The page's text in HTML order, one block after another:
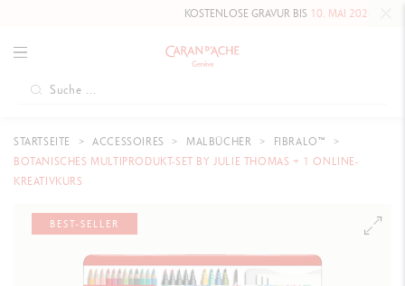
KOSTENLOSE GRAVUR BIS10. MAI 2026AUF DIE
STARTSEITE ACCESSOIRES MALBÜCHER
FIBRALO™
BOTANISCHES MULTIPRODUKT-SET BY JULIE THOMAS + 1 ONLINE-
KREATIVKURS
BEST-SELLER